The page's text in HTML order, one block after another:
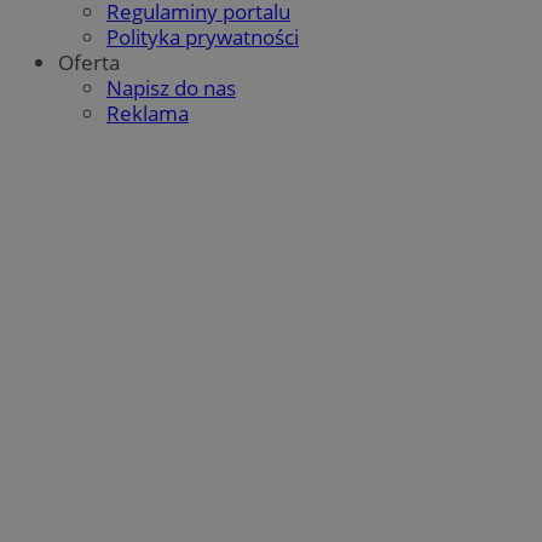
Regulaminy portalu
Polityka prywatności
Oferta
Napisz do nas
Reklama
QeSessID